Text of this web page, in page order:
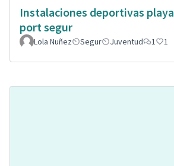
Instalaciones deportivas playa
port segur
Lola Nuñez Segur Juventud 1 1